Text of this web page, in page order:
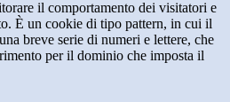
il comportamento dei visitatori e
È un cookie di tipo pattern, in cui il
breve serie di numeri e lettere, che
per il dominio che imposta il